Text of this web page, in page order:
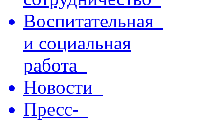
Воспитательная
и социальная
работа
Новости
Пресс-